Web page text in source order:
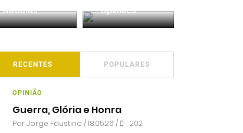
Entrevistas Análises
RECENTES POPULARES
OPINIÃO
Guerra, Glória e Honra
PorJorge Faustino / 18.05.26 / 202